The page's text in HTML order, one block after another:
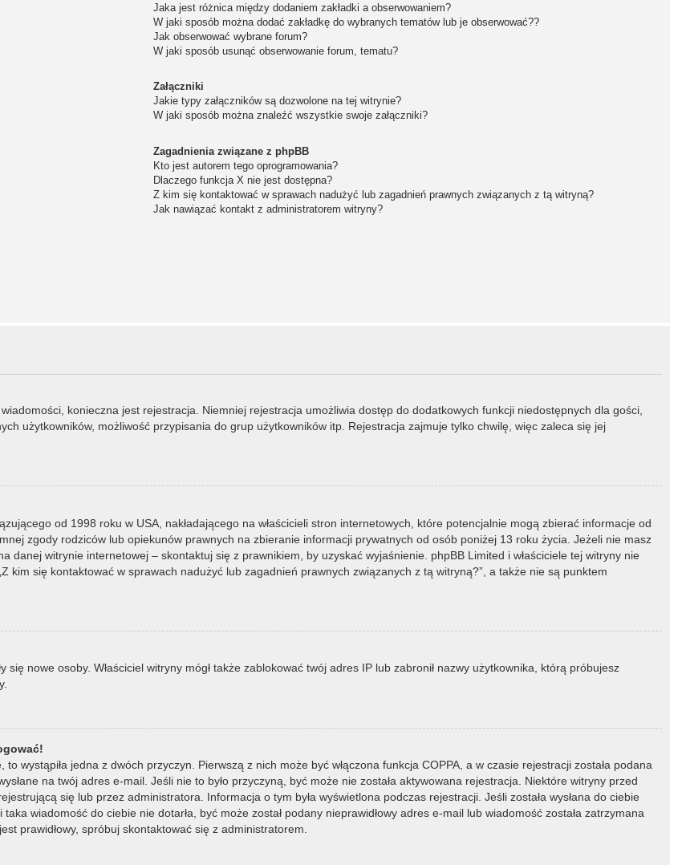
Jaka jest różnica między dodaniem zakładki a obserwowaniem?
W jaki sposób można dodać zakładkę do wybranych tematów lub je obserwować??
Jak obserwować wybrane forum?
W jaki sposób usunąć obserwowanie forum, tematu?
Załączniki
Jakie typy załączników są dozwolone na tej witrynie?
W jaki sposób można znaleźć wszystkie swoje załączniki?
Zagadnienia związane z phpBB
Kto jest autorem tego oprogramowania?
Dlaczego funkcja X nie jest dostępna?
Z kim się kontaktować w sprawach nadużyć lub zagadnień prawnych związanych z tą witryną?
Jak nawiązać kontakt z administratorem witryny?
konieczna jest rejestracja. Niemniej rejestracja umożliwia dostęp do dodatkowych funkcji niedostępnych dla gości,
użytkowników, możliwość przypisania do grup użytkowników itp. Rejestracja zajmuje tylko chwilę, więc zaleca się jej
od 1998 roku w USA, nakładającego na właścicieli stron internetowych, które potencjalnie mogą zbierać informacje od
zgody rodziców lub opiekunów prawnych na zbieranie informacji prywatnych od osób poniżej 13 roku życia. Jeżeli nie masz
danej witrynie internetowej – skontaktuj się z prawnikiem, by uzyskać wyjaśnienie. phpBB Limited i właściciele tej witryny nie
kim się kontaktować w sprawach nadużyć lub zagadnień prawnych związanych z tą witryną?”, a także nie są punktem
się nowe osoby. Właściciel witryny mógł także zablokować twój adres IP lub zabronił nazwy użytkownika, którą próbujesz
wystąpiła jedna z dwóch przyczyn. Pierwszą z nich może być włączona funkcja COPPA, a w czasie rejestracji została podana
na twój adres e-mail. Jeśli nie to było przyczyną, być może nie została aktywowana rejestracja. Niektóre witryny przed
się lub przez administratora. Informacja o tym była wyświetlona podczas rejestracji. Jeśli została wysłana do ciebie
wiadomość do ciebie nie dotarła, być może został podany nieprawidłowy adres e-mail lub wiadomość została zatrzymana
prawidłowy, spróbuj skontaktować się z administratorem.